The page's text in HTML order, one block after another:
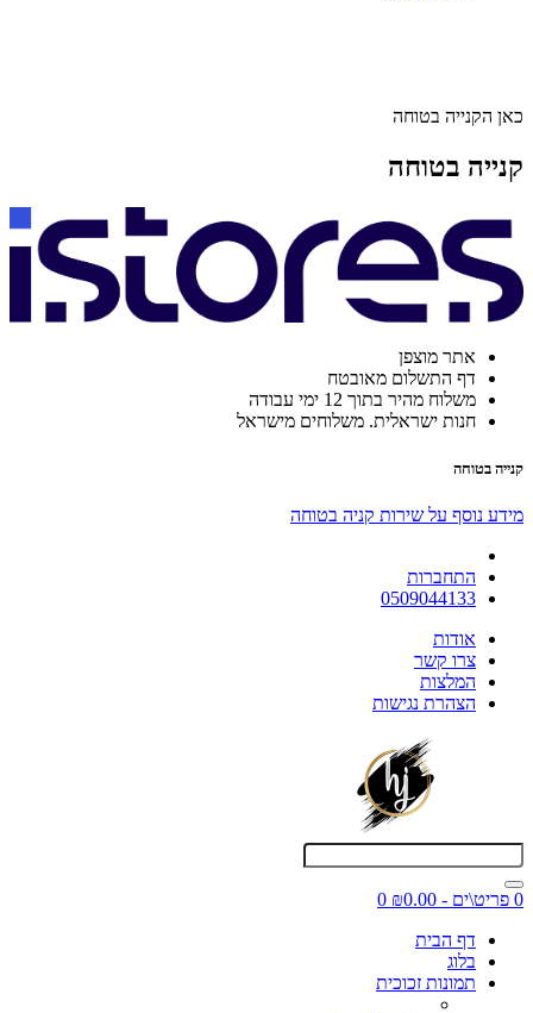
כאן הקנייה בטוחה
קנייה בטוחה
אתר מוצפן
דף התשלום מאובטח
משלוח מהיר בתוך 12 ימי עבודה
חנות ישראלית. משלוחים מישראל
קנייה בטוחה
מידע נוסף על שירות קניה בטוחה
התחברות
0509044133
אודות
צרו קשר
המלצות
הצהרת נגישות
0 פריט\ים - ₪0.00
0
דף הבית
בלוג
תמונות זכוכית